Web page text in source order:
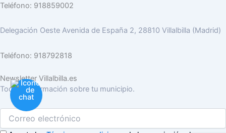
Teléfono: 918859002
Delegación Oeste Avenida de España 2, 28810 Villalbilla (Madrid)
Teléfono: 918792818
Newsletter Villalbilla.es
Toda la información sobre tu municipio.